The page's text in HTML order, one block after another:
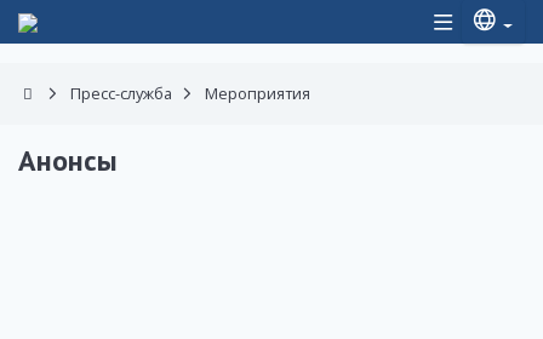
Пресс-служба Мероприятия
Анонсы